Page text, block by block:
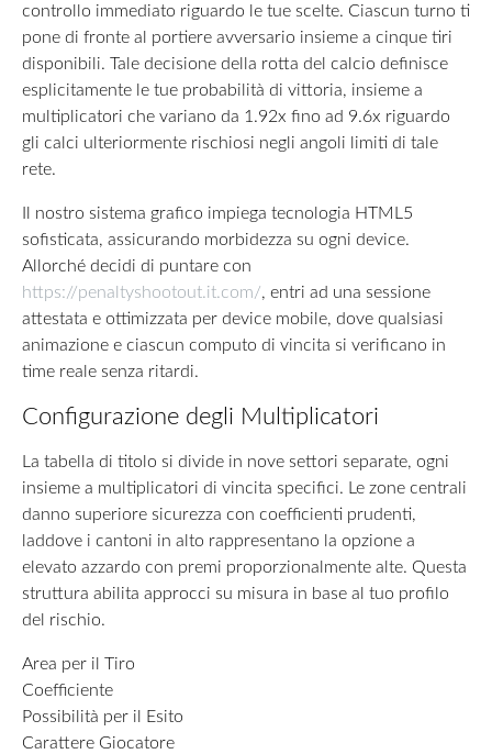
controllo immediato riguardo le tue scelte. Ciascun turno ti
pone di fronte al portiere avversario insieme a cinque tiri
disponibili. Tale decisione della rotta del calcio definisce
esplicitamente le tue probabilità di vittoria, insieme a
multiplicatori che variano da 1.92x fino ad 9.6x riguardo
gli calci ulteriormente rischiosi negli angoli limiti di tale
rete.
Il nostro sistema grafico impiega tecnologia HTML5
sofisticata, assicurando morbidezza su ogni device.
Allorché decidi di puntare con
https://penaltyshootout.it.com/, entri ad una sessione
attestata e ottimizzata per device mobile, dove qualsiasi
animazione e ciascun computo di vincita si verificano in
time reale senza ritardi.
Configurazione degli Multiplicatori
La tabella di titolo si divide in nove settori separate, ogni
insieme a multiplicatori di vincita specifici. Le zone centrali
danno superiore sicurezza con coefficienti prudenti,
laddove i cantoni in alto rappresentano la opzione a
elevato azzardo con premi proporzionalmente alte. Questa
struttura abilita approcci su misura in base al tuo profilo
del rischio.
Area per il Tiro
Coefficiente
Possibilità per il Esito
Carattere Giocatore